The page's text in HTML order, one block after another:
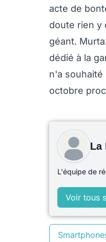
acte de
doute rien y
géant.
dédié à la
n'a souhaité
octobre
La
L'équipe de
Voir tous